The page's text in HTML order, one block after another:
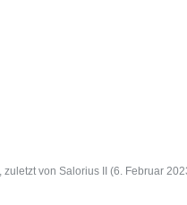
zuletzt von Salorius II (6. Februar